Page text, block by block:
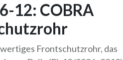
12: COBRA
Frontschutzrohr, das